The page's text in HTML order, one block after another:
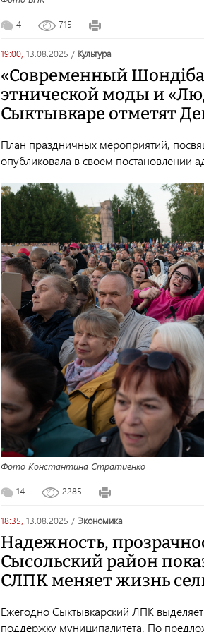
4 715
19:00, 13.08.2025 / культура
«Современный
этнической моды и
Сыктывкаре отметят
План праздничных мероприятий,
опубликовала в своем постановлении
Фото Константина Стратиенко
14 2285
18:35, 13.08.2025 / экономика
Надежность,
Сысольский район
СЛПК меняет жизнь
Ежегодно Сыктывкарский ЛПК
поддержку муниципалитета. По